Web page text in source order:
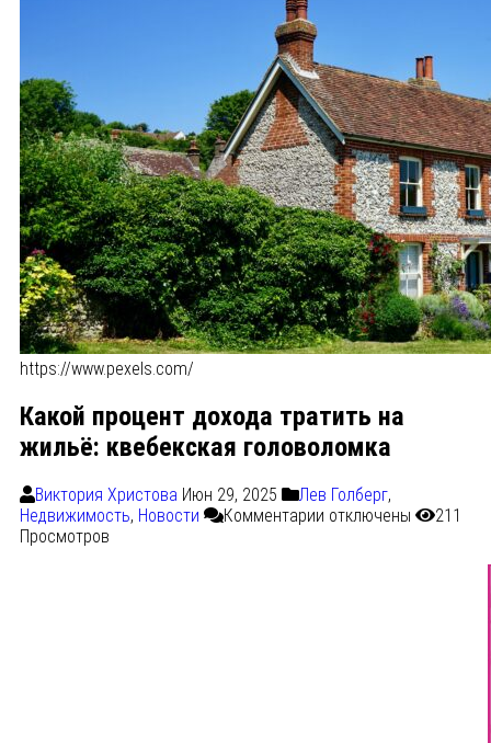
https://www.pexels.com/
Какой процент дохода тратить на
жильё: квебекская головоломка
Виктория Христова Июн 29, 2025 Лев Голберг,
Недвижимость, Новости Комментарии отключены
211
Просмотров